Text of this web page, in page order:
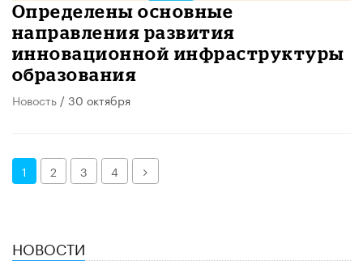
Определены основные
направления развития
инновационной инфраструктуры
образования
Новость / 30 октября
1 2 3 4 Далее
НОВОСТИ